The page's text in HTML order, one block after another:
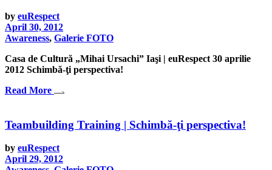
by euRespect
April 30, 2012
Awareness, Galerie FOTO
Casa de Cultură „Mihai Ursachi” Iaşi | euRespect 30 aprilie
2012 Schimbă-ţi perspectiva!
Read More
Teambuilding Training | Schimbă-ţi perspectiva!
by euRespect
April 29, 2012